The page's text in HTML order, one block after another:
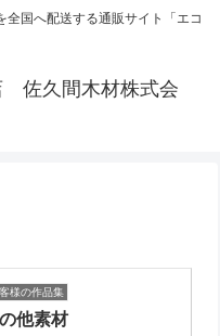
国へ配送する通販サイト「エコ
様の作品集
他素材